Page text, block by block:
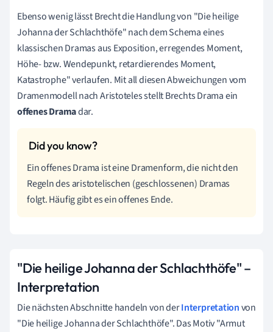
Ebenso wenig lässt Brecht die Handlung von "Die heilige
Johanna der Schlachthöfe" nach dem Schema eines
klassischen Dramas aus Exposition, erregendes Moment,
Höhe- bzw. Wendepunkt, retardierendes Moment,
Katastrophe" verlaufen. Mit all diesen Abweichungen vom
Dramenmodell nach Aristoteles stellt Brechts Drama ein
offenesDramadar.
Ein offenes Drama ist eine Dramenform, die nicht den
Regeln des aristotelischen (geschlossenen) Dramas
folgt. Häufig gibt es ein offenes Ende.
"Die heilige Johanna der Schlachthöfe" –
Interpretation
Die nächsten Abschnitte handeln von derInterpretationvon
"Die heilige Johanna der Schlachthöfe". Das Motiv "Armut